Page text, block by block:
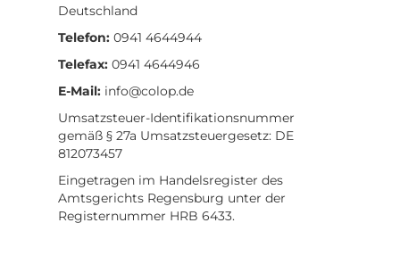
Deutschland
Telefon: 0941 4644944
Telefax: 0941 4644946
E-Mail: info@colop.de
Umsatzsteuer-Identifikationsnummer
gemäß § 27a Umsatzsteuergesetz: DE
812073457
Eingetragen im Handelsregister des
Amtsgerichts Regensburg unter der
Registernummer HRB 6433.